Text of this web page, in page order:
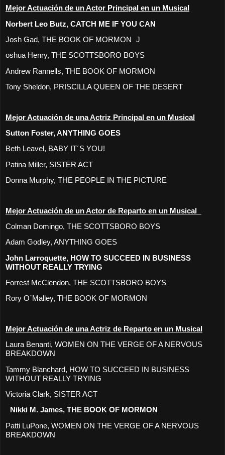
Mejor Actuación de un Actor Principal en un Musical
Norbert Leo Butz, CATCH ME IF YOU CAN
Josh Gad, THE BOOK OF MORMON J
oshua Henry, THE SCOTTSBORO BOYS
Andrew Rannells, THE BOOK OF MORMON
Tony Sheldon, PRISCILLA QUEEN OF THE DESERT
Mejor Actuación de una Actriz Principal en un Musical
Sutton Foster, ANYTHING GOES
Beth Leavel, BABY IT´S YOU!
Patina Miller, SISTER ACT
Donna Murphy, THE PEOPLE IN THE PICTURE
Mejor Actuación de un Actor de Reparto en un Musical
Colman Domingo, THE SCOTTSBORO BOYS
Adam Godley, ANYTHING GOES
John Larroquette, HOW TO SUCCEED IN BUSINESS
WITHOUT REALLY TRYING
Forrest McClendon, THE SCOTTSBORO BOYS
Rory O´Malley, THE BOOK OF MORMON
Mejor Actuación de una Actriz de Reparto en un Musical
Laura Benanti, WOMEN ON THE VERGE OF A NERVOUS
BREAKDOWN
Tammy Blanchard, HOW TO SUCCEED IN BUSINESS
WITHOUT REALLY TRYING
Victoria Clark, SISTER ACT
Nikki M. James, THE BOOK OF MORMON
Patti LuPone, WOMEN ON THE VERGE OF A NERVOUS
BREAKDOWN